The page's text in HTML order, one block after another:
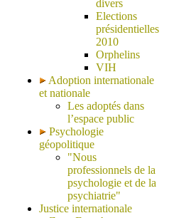
divers
Elections
présidentielles
2010
Orphelins
VIH
Adoption internationale
et nationale
Les adoptés dans
l’espace public
Psychologie
géopolitique
"Nous
professionnels de la
psychologie et de la
psychiatrie"
Justice internationale